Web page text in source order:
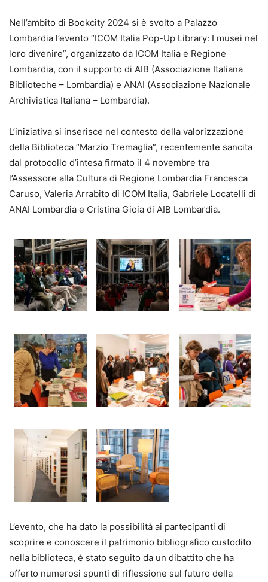
Nell’ambito di Bookcity 2024 si è svolto a Palazzo
Lombardia l’evento “ICOM Italia Pop-Up Library: I musei nel
loro divenire”, organizzato da ICOM Italia e Regione
Lombardia, con il supporto di AIB (Associazione Italiana
Biblioteche – Lombardia) e ANAI (Associazione Nazionale
Archivistica Italiana – Lombardia).
L’iniziativa si inserisce nel contesto della valorizzazione
della Biblioteca “Marzio Tremaglia”, recentemente sancita
dal protocollo d’intesa firmato il 4 novembre tra
l’Assessore alla Cultura di Regione Lombardia Francesca
Caruso, Valeria Arrabito di ICOM Italia, Gabriele Locatelli di
ANAI Lombardia e Cristina Gioia di AIB Lombardia.
L’evento, che ha dato la possibilità ai partecipanti di
scoprire e conoscere il patrimonio bibliografico custodito
nella biblioteca, è stato seguito da un dibattito che ha
offerto numerosi spunti di riflessione sul futuro della